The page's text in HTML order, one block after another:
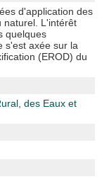
d'application des
naturel. L'intérêt
quelques
s'est axée sur la
(EROD) du
des Eaux et